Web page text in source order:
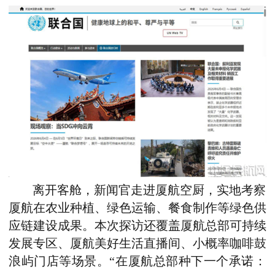
离开客舱，新闻官走进厦航空厨，实地考察
厦航在农业种植、绿色运输、餐食制作等绿色供
应链建设成果。本次探访还覆盖厦航总部可持续
发展专区、厦航美好生活直播间、小概率咖啡鼓
浪屿门店等场景。“在厦航总部种下一个承诺：